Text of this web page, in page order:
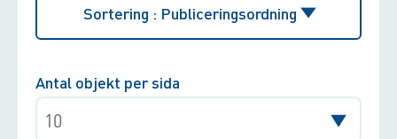
Sortering : Publiceringsordning
Antal objekt per sida